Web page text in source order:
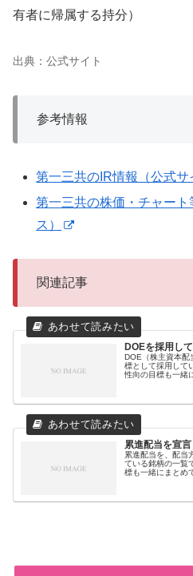
有者に帰属する持分）
出典：公式サイト
参考情報
第一三共のIR情報（公式サ
第一三共の株価・チャー
ス）
関連記事
DOEを採用し
DOE（株主資本配
標として採用して
性向の目標も一緒
累進配当を宣
累進配当を、配当
ている銘柄の一覧
標も一緒にまとめ